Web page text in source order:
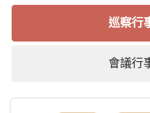
巡察行
會議行